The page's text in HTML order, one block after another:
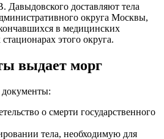
доставляют тела
округа Москвы,
в медицинских
этого округа.
выдает морг
о смерти государственного
тела, необходимую для